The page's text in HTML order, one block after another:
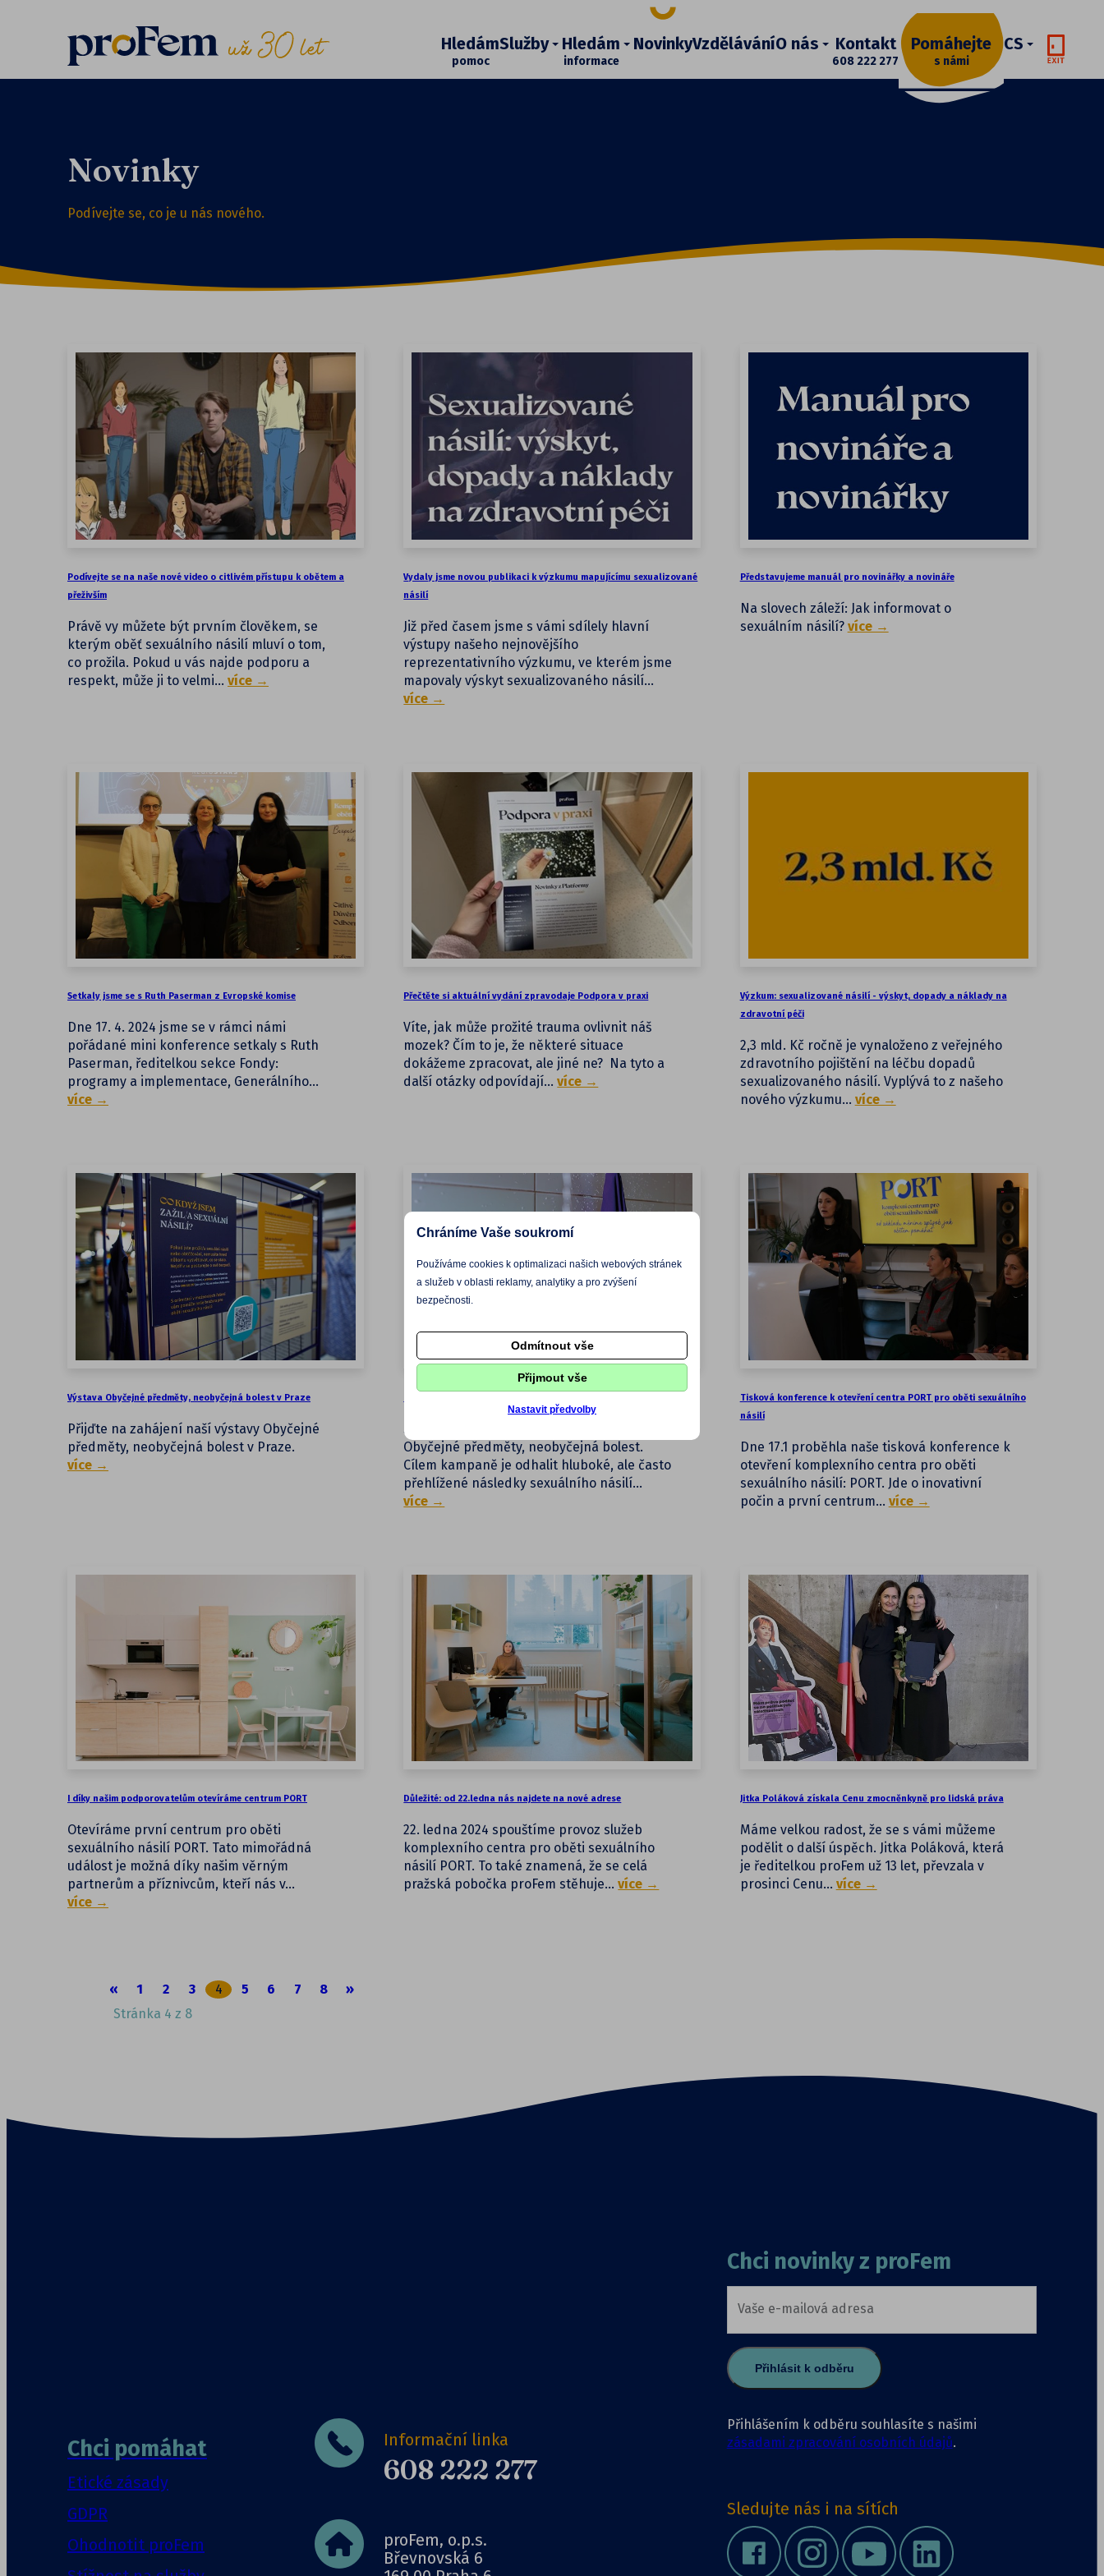
Novinky
Podívejte se, co je u nás nového.
Podívejte se na naše nové video o citlivém přístupu k obětem a
přeživším
Právě vy můžete být prvním člověkem, se
kterým oběť sexuálního násilí mluví o tom,
co prožila. Pokud u vás najde podporu a
respekt, může ji to velmi… více →
Vydaly jsme novou publikaci k výzkumu mapujícímu sexualizované
násilí
Již před časem jsme s vámi sdílely hlavní
výstupy našeho nejnovějšího
reprezentativního výzkumu, ve kterém jsme
mapovaly výskyt sexualizovaného násilí…
více →
Představujeme manuál pro novinářky a novináře
Na slovech záleží: Jak informovat o
sexuálním násilí? více →
Setkaly jsme se s Ruth Paserman z Evropské komise
Dne 17. 4. 2024 jsme se v rámci námi
pořádané mini konference setkaly s Ruth
Paserman, ředitelkou sekce Fondy:
programy a implementace, Generálního…
více →
Přečtěte si aktuální vydání zpravodaje Podpora v praxi
Víte, jak může prožité trauma ovlivnit náš
mozek? Čím to je, že některé situace
dokážeme zpracovat, ale jiné ne? Na tyto a
další otázky odpovídají…více →
Výzkum: sexualizované násilí - výskyt, dopady a náklady na
zdravotní péči
2,3 mld. Kč ročně je vynaloženo z veřejného
zdravotního pojištění na léčbu dopadů
sexualizovaného násilí. Vyplývá to z našeho
nového výzkumu… více →
Výstava Obyčejné předměty, neobyčejná bolest v Praze
Přijďte na zahájení naší výstavy Obyčejné
předměty, neobyčejná bolest v Praze.
více →
S novým rokem spouštíme kampaň
Obyčejné předměty, neobyčejná bolest.
Cílem kampaně je odhalit hluboké, ale často
přehlížené následky sexuálního násilí…
více →
Tisková konference k otevření centra PORT pro oběti sexuálního
násilí
Dne 17.1 proběhla naše tisková konference k
otevření komplexního centra pro oběti
sexuálního násilí: PORT. Jde o inovativní
počin a první centrum… více →
I díky našim podporovatelům otevíráme centrum PORT
Otevíráme první centrum pro oběti
sexuálního násilí PORT. Tato mimořádná
událost je možná díky našim věrným
partnerům a příznivcům, kteří nás v…
více →
Důležité: od 22.ledna nás najdete na nové adrese
22. ledna 2024 spouštíme provoz služeb
komplexního centra pro oběti sexuálního
násilí PORT. To také znamená, že se celá
pražská pobočka proFem stěhuje…více →
Jitka Poláková získala Cenu zmocněnkyně pro lidská práva
Máme velkou radost, že se s vámi můžeme
podělit o další úspěch. Jitka Poláková, která
je ředitelkou proFem už 13 let, převzala v
prosinci Cenu… více →
« 1 2 3 4 5 6 7 8
»
Stránka 4 z 8
Hledám
pomoc
Služby Hledám
informace
NovinkyVzděláváníO nás Kontakt
608 222 277
Pomáhejte
s námi
CS
Chci pomáhat
Etické zásady
GDPR
Ohodnotit proFem
Informační linka
608 222 277
proFem, o.p.s.
Břevnovská 6
Chci novinky z proFem
Vaše e-mailová adresa
Přihlásit k odběru
Přihlášením k odběru souhlasíte s našimi
zásadami zpracování osobních údajů.
Sledujte nás i na sítích
Chráníme Vaše soukromí
Používáme cookies k optimalizaci našich webových stránek
a služeb v oblasti reklamy, analytiky a pro zvýšení
bezpečnosti.
Odmítnout vše
Přijmout vše
Nastavit předvolby